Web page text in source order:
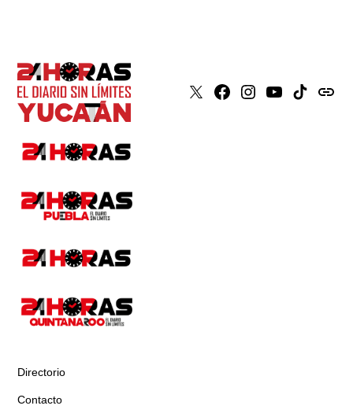
X Faceboook
Instagram
YoutubeTiktokissuu
Directorio
Contacto